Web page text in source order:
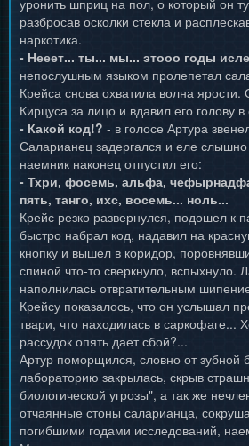
уронить шприц на пол, о который он
разбросав осколки стекла и
наркотика.
- Нееет... ты... мы... этооо годы
непослушным языком пролепетал
Крейса снова охватила волна ярости.
Кирцуса за лицо и вдавил его голову в
- Какой код!? - в голосе Артура
Саларианец задергался и еле слышно
наемник наконец отпустил его:
- Тхри, фосемь, альфа,
пять, танго, ихс, восемь... ноль...
Крейс резко развернулся, подошел к
быстро набрал код, надавил на
кнопку и вышел в коридор,
спиной что-то сверкнуло, вспыхнуло.
наполнилась отвратительным
Крейсу показалось, что он услышал
твари, что находилась в саркофаге...
рассудок опять дает сбой?...
Артур поморщился, словно от зубной
лабораторию закрылась, скрыв
биологической угрозы", а так же
отчаянные стоны саларианца,
погибшими годами исследований,